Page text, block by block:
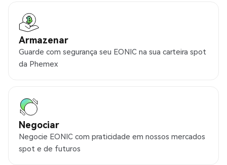
Armazenar
Guarde com segurança seu EONIC na sua carteira spot
da Phemex
Negociar
Negocie EONIC com praticidade em nossos mercados
spot e de futuros